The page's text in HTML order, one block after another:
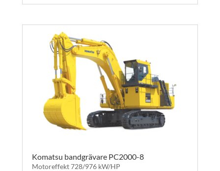
Komatsu bandgrävare PC2000-8
Motoreffekt 728/976 kW/HP